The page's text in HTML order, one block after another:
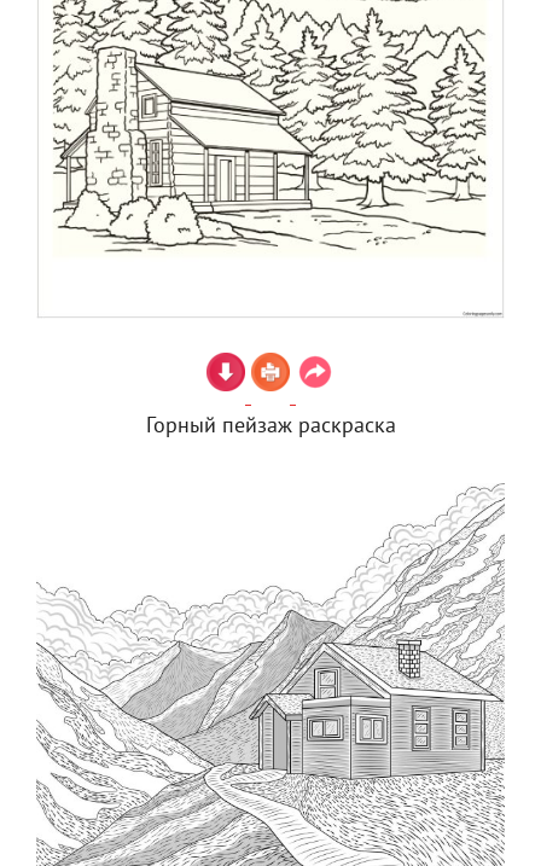
Горный пейзаж раскраска